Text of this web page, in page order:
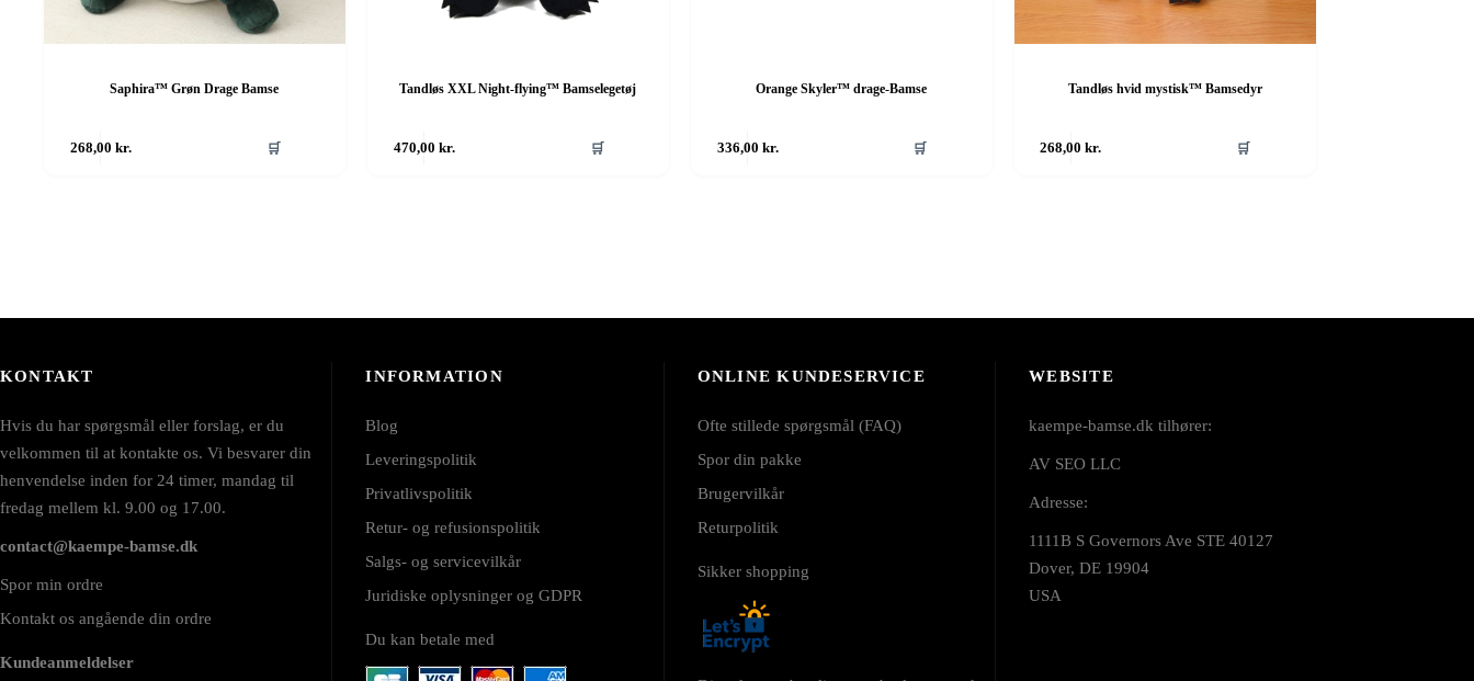
Saphira™ Grøn Drage Bamse
268,00 kr. 🛒
Tandløs XXL Night-flying™ Bamselegetøj
470,00 kr. 🛒
Orange Skyler™ drage-Bamse
336,00 kr. 🛒
Tandløs hvid mystisk™ Bamsedyr
268,00kr. 🛒
KONTAKT
Hvis du har spørgsmål eller forslag, er du
velkommen til at kontakte os. Vi besvarer din
henvendelse inden for 24 timer, mandag til
fredag mellem kl. 9.00 og 17.00.
contact@kaempe-bamse.dk
Spor min ordre
Kontakt os angående din ordre
Kundeanmeldelser
INFORMATION
Blog
Leveringspolitik
Privatlivspolitik
Retur- og refusionspolitik
Salgs- og servicevilkår
Juridiske oplysninger og GDPR
Du kan betale med
ONLINE KUNDESERVICE
Ofte stillede spørgsmål (FAQ)
Spor din pakke
Brugervilkår
Returpolitik
Sikker shopping
WEBSITE
kaempe-bamse.dk tilhører:
AV SEO LLC
Adresse:
1111B S Governors Ave STE 40127
Dover, DE 19904
USA